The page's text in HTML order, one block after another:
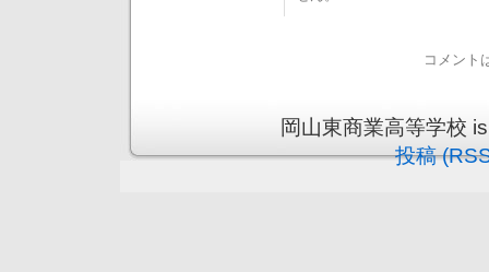
コメント
岡山東商業高等学校
投稿